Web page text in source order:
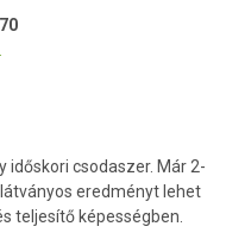
időskori csodaszer. Már 2-
eredményt lehet
teljesítő képességben.